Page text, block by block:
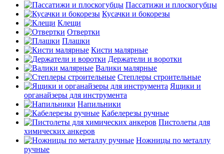
Пассатижи и плоскогубцы
Кусачки и бокорезы
Клещи
Отвертки
Плашки
Кисти малярные
Держатели и воротки
Валики малярные
Степлеры строительные
Ящики и
органайзеры для инструмента
Напильники
Кабелерезы ручные
Пистолеты для
химических анкеров
Ножницы по металлу
ручные